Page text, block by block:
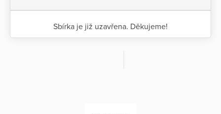
Sbírka je již uzavřena. Děkujeme!